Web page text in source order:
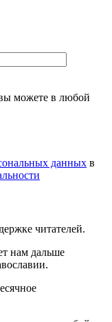
можете в любой
данных в
читателей.
нам дальше
.